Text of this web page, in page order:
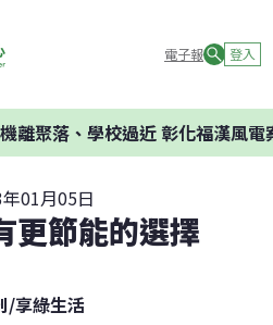
電子報 登入
聚落、學校過近 彰化福漢風電案
01月05日
更節能的選擇
/享綠生活